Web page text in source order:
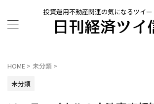
投資運用不動産関連の気になるツイ
HOME > 未分類 >
未分類